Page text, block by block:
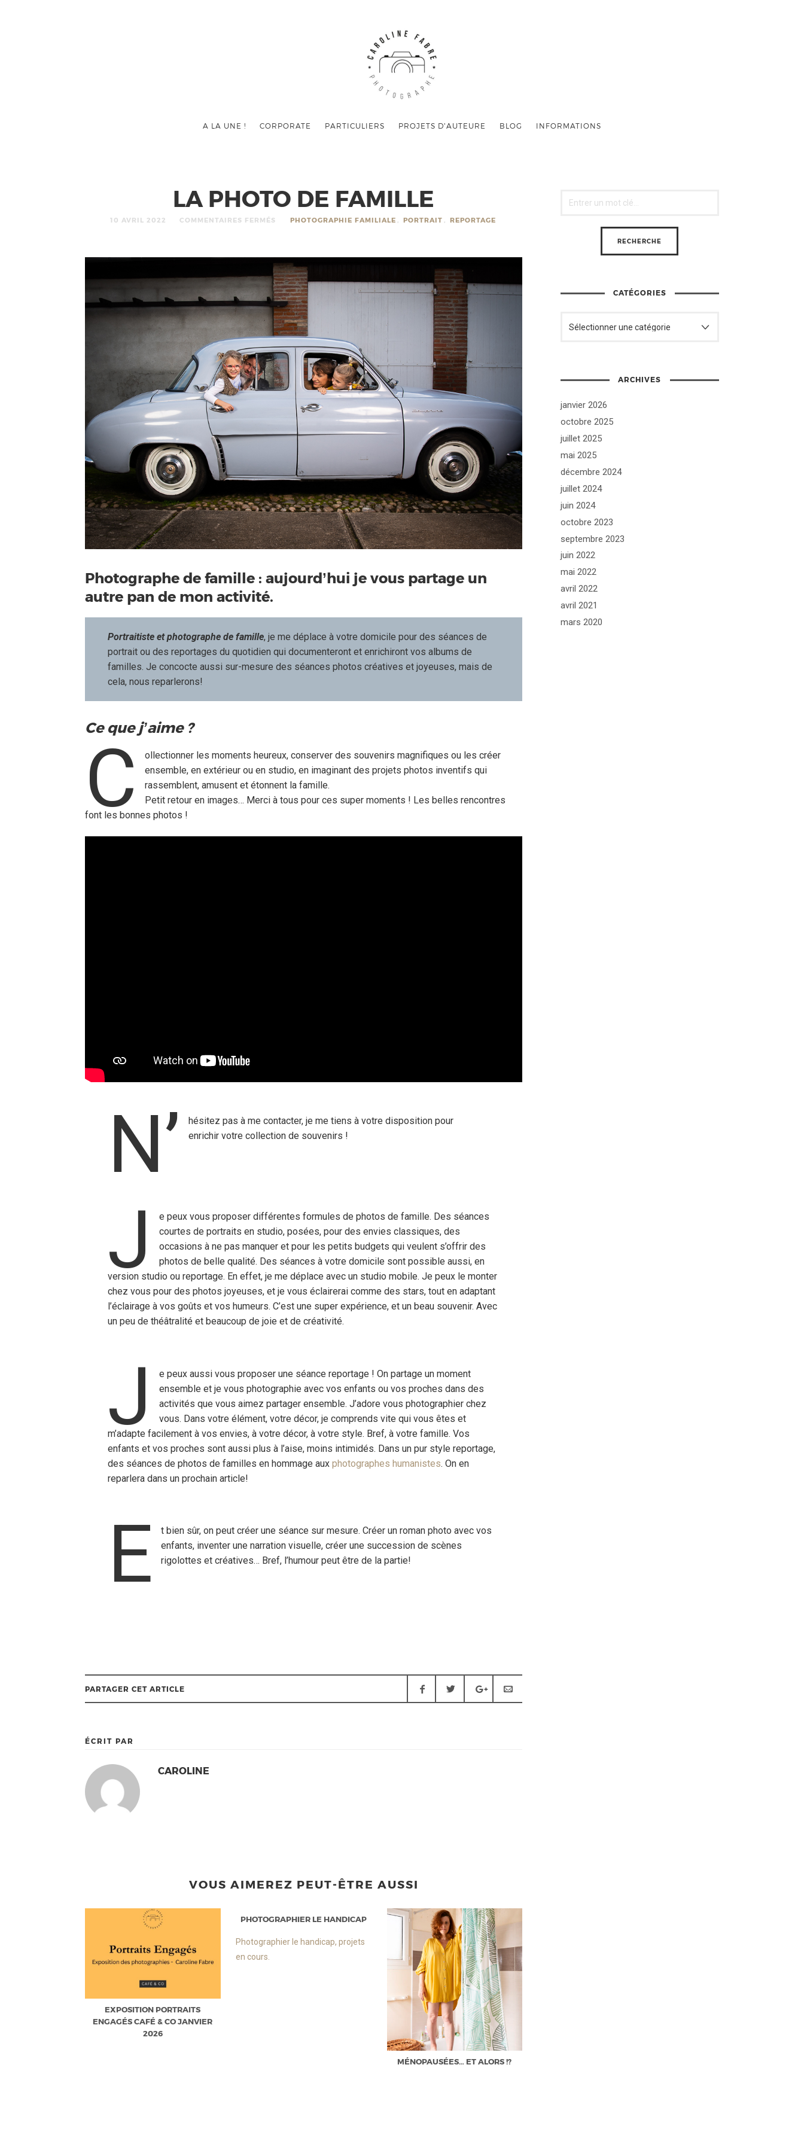
A LA UNE ! CORPORATE PARTICULIERS PROJETS D’AUTEURE BLOG INFORMATIONS
LA PHOTO DE FAMILLE
10 AVRIL 2022 COMMENTAIRES FERMÉS PHOTOGRAPHIE FAMILIALE , PORTRAIT , REPORTAGE
Photographe de famille : aujourd’hui je vous partage un
autre pan de mon activité.
Portraitiste et photographe de famille, je me déplace à votre domicile pour des séances de
portrait ou des reportages du quotidien qui documenteront et enrichiront vos albums de
familles. Je concocte aussi sur-mesure des séances photos créatives et joyeuses, mais de
cela, nous reparlerons!
Ce que j’aime ?
C
ollectionner les moments heureux, conserver des souvenirs magnifiques ou les créer
ensemble, en extérieur ou en studio, en imaginant des projets photos inventifs qui
rassemblent, amusent et étonnent la famille.
Petit retour en images… Merci à tous pour ces super moments ! Les belles rencontres
font les bonnes photos !
N’
hésitez pas à me contacter, je me tiens à votre disposition pour
enrichir votre collection de souvenirs !
J
e peux vous proposer différentes formules de photos de famille. Des séances
courtes de portraits en studio, posées, pour des envies classiques, des
occasions à ne pas manquer et pour les petits budgets qui veulent s’offrir des
photos de belle qualité. Des séances à votre domicile sont possible aussi, en
version studio ou reportage. En effet, je me déplace avec un studio mobile. Je peux le monter
chez vous pour des photos joyeuses, et je vous éclairerai comme des stars, tout en adaptant
l’éclairage à vos goûts et vos humeurs. C’est une super expérience, et un beau souvenir. Avec
un peu de théâtralité et beaucoup de joie et de créativité.
J
e peux aussi vous proposer une séance reportage ! On partage un moment
ensemble et je vous photographie avec vos enfants ou vos proches dans des
activités que vous aimez partager ensemble. J’adore vous photographier chez
vous. Dans votre élément, votre décor, je comprends vite qui vous êtes et
m’adapte facilement à vos envies, à votre décor, à votre style. Bref, à votre famille. Vos
enfants et vos proches sont aussi plus à l’aise, moins intimidés. Dans un pur style reportage,
des séances de photos de familles en hommage aux photographes humanistes. On en
reparlera dans un prochain article!
E
t bien sûr, on peut créer une séance sur mesure. Créer un roman photo avec vos
enfants, inventer une narration visuelle, créer une succession de scènes
rigolottes et créatives… Bref, l’humour peut être de la partie!
PARTAGER CET ARTICLE
ÉCRIT PAR
CAROLINE
VOUS AIMEREZ PEUT-ÊTRE AUSSI
EXPOSITION PORTRAITS
ENGAGÉS CAFÉ & CO JANVIER
2026
PHOTOGRAPHIER LE HANDICAP
Photographier le handicap, projets
en cours.
MÉNOPAUSÉES… ET ALORS !?
CATÉGORIES
ARCHIVES
janvier 2026
octobre 2025
juillet 2025
mai 2025
décembre 2024
juillet 2024
juin 2024
octobre 2023
septembre 2023
juin 2022
mai 2022
avril 2022
avril 2021
mars 2020